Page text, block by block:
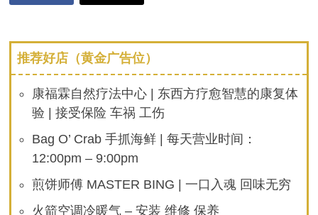
推荐好店（黄金广告位）
康福霖自然疗法中心 | 东西方疗愈智慧的康复体
验 | 接受保险 车祸 工伤
Bag O’ Crab 手抓海鲜 | 每天营业时间：
12:00pm – 9:00pm
煎饼师傅 MASTER BING | 一口入魂 回味无穷
火箭空调冷暖气 – 安装 维修 保养